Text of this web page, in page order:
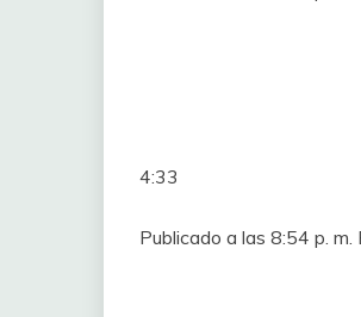
4:33
Publicado a las 8:54 p.